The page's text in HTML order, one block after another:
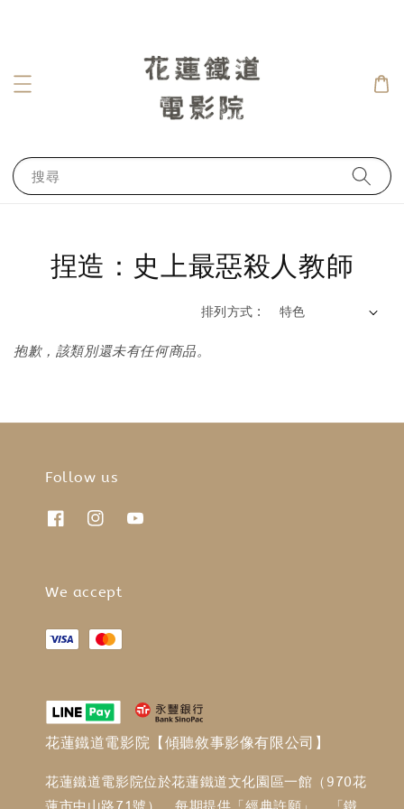
搜尋
捏造：史上最惡殺人教師
排列方式 :
抱歉，該類別還未有任何商品。
Follow us
We accept
花蓮鐵道電影院【傾聽敘事影像有限公司】
花蓮鐵道電影院位於花蓮鐵道文化園區一館（970花